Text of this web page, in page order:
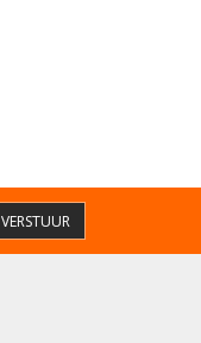
VERSTUUR